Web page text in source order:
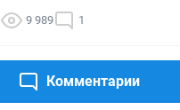
Комментарии
9 989 1
ВСУ опять атаковали
пострадавший: что
будет с доставкой —